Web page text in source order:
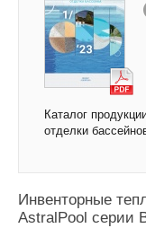
Каталог
отделки
Инвенторные
AstralPool серии